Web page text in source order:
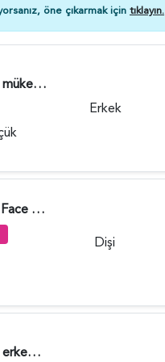
öne çıkarmak için tıklayın.
Korekan POODLE mükemmel güzellikte - 5861
Erkek
now White Teddy Face Pomeranian Boo Dişi | Ruhsatlı Üretim | Premium Kalite - 5742
Dişi
Korekan POODLE erkek yavru - 5526